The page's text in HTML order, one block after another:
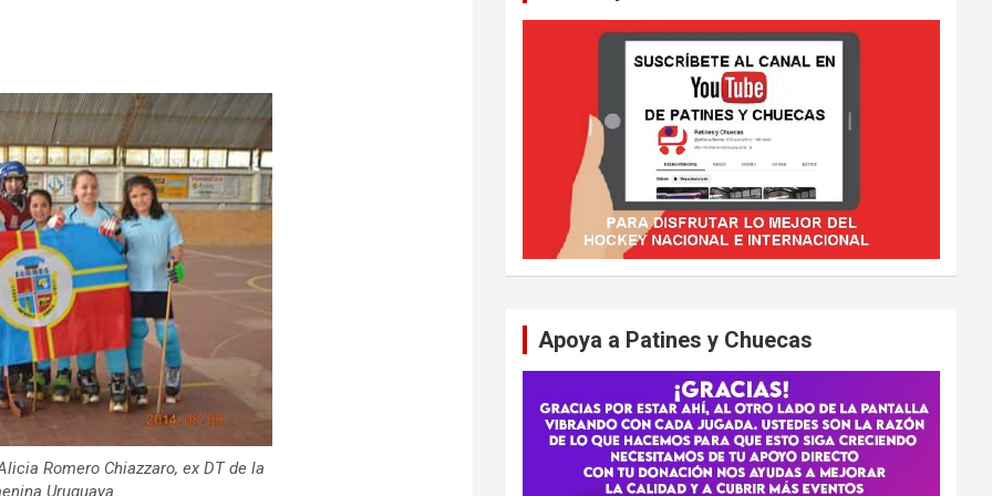
Romero Chiazzaro, ex DT de la
Uruguaya.
Apoya a Patines y Chuecas